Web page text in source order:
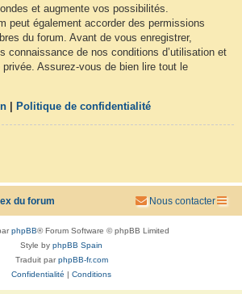
et augmente vos possibilités.
peut également accorder des permissions
du forum. Avant de vous enregistrer,
connaissance de nos conditions d’utilisation et
Assurez-vous de bien lire tout le
Politique de confidentialité
du forum Nous contacter
phpBB® Forum Software © phpBB Limited
Style by phpBB Spain
Traduit parphpBB-fr.com
Confidentialité
Conditions